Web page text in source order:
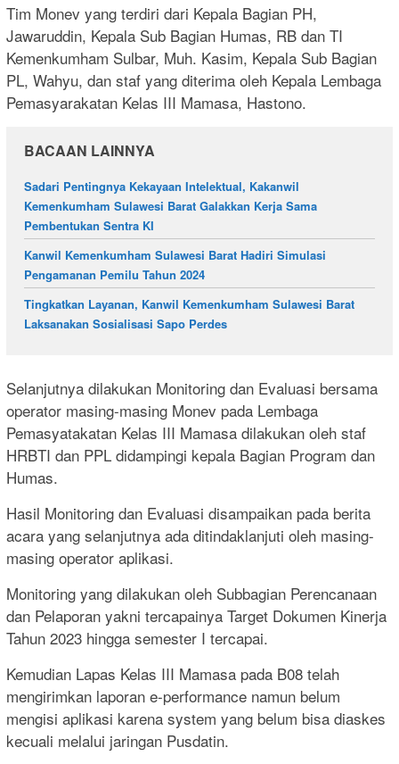
Tim Monev yang terdiri dari Kepala Bagian PH,
Jawaruddin, Kepala Sub Bagian Humas, RB dan TI
Kemenkumham Sulbar, Muh. Kasim, Kepala Sub Bagian
PL, Wahyu, dan staf yang diterima oleh Kepala Lembaga
Pemasyarakatan Kelas III Mamasa, Hastono.
BACAAN LAINNYA
Sadari Pentingnya Kekayaan Intelektual, Kakanwil
Kemenkumham Sulawesi Barat Galakkan Kerja Sama
Pembentukan Sentra KI
Kanwil Kemenkumham Sulawesi Barat Hadiri Simulasi
Pengamanan Pemilu Tahun 2024
Tingkatkan Layanan, Kanwil Kemenkumham Sulawesi Barat
Laksanakan Sosialisasi Sapo Perdes
Selanjutnya dilakukan Monitoring dan Evaluasi bersama
operator masing-masing Monev pada Lembaga
Pemasyatakatan Kelas III Mamasa dilakukan oleh staf
HRBTI dan PPL didampingi kepala Bagian Program dan
Humas.
Hasil Monitoring dan Evaluasi disampaikan pada berita
acara yang selanjutnya ada ditindaklanjuti oleh masing-
masing operator aplikasi.
Monitoring yang dilakukan oleh Subbagian Perencanaan
dan Pelaporan yakni tercapainya Target Dokumen Kinerja
Tahun 2023 hingga semester I tercapai.
Kemudian Lapas Kelas III Mamasa pada B08 telah
mengirimkan laporan e-performance namun belum
mengisi aplikasi karena system yang belum bisa diaskes
kecuali melalui jaringan Pusdatin.